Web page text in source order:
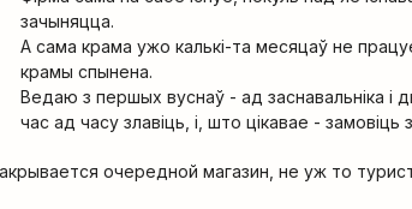
зачыняцца.
А сама крама ужо калькі-та месяцаў не
крамы спынена.
Ведаю з першых вуснаў - ад заснавальніка і
час ад часу злавіць, і, што цікавае -
очередной магазин, не уж то